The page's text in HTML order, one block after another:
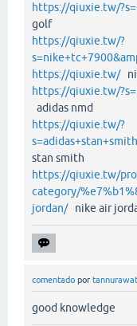
https://qiuxie.tw/
golf
https://qiuxie.tw/?
https://qiuxie.tw/
https://qiuxie.tw/
adidas nmd
https://qiuxie.tw/?
stan smith
https://qiuxie.tw/
category/
jordan/nike air
comentado por tannurawat
good knowledge